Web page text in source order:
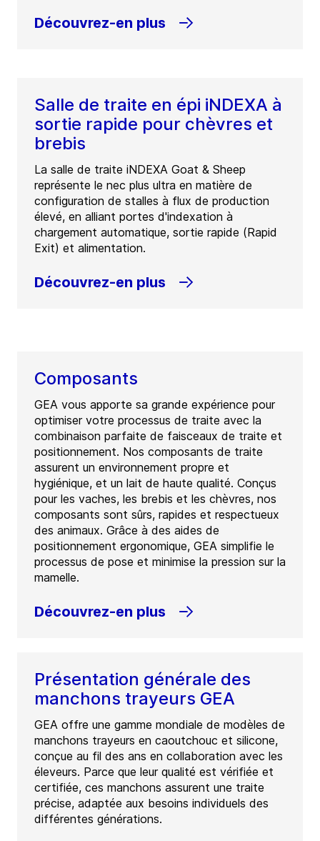
Découvrez-en plus
Salle de traite en épi iNDEXA à
sortie rapide pour chèvres et
brebis
La salle de traite iNDEXA Goat & Sheep
représente le nec plus ultra en matière de
configuration de stalles à flux de production
élevé, en alliant portes d'indexation à
chargement automatique, sortie rapide (Rapid
Exit) et alimentation.
Découvrez-en plus
Composants
GEA vous apporte sa grande expérience pour
optimiser votre processus de traite avec la
combinaison parfaite de faisceaux de traite et
positionnement. Nos composants de traite
assurent un environnement propre et
hygiénique, et un lait de haute qualité. Conçus
pour les vaches, les brebis et les chèvres, nos
composants sont sûrs, rapides et respectueux
des animaux. Grâce à des aides de
positionnement ergonomique, GEA simplifie le
processus de pose et minimise la pression sur la
mamelle.
Découvrez-en plus
Présentation générale des
manchons trayeurs GEA
GEA offre une gamme mondiale de modèles de
manchons trayeurs en caoutchouc et silicone,
conçue au fil des ans en collaboration avec les
éleveurs. Parce que leur qualité est vérifiée et
certifiée, ces manchons assurent une traite
précise, adaptée aux besoins individuels des
différentes générations.